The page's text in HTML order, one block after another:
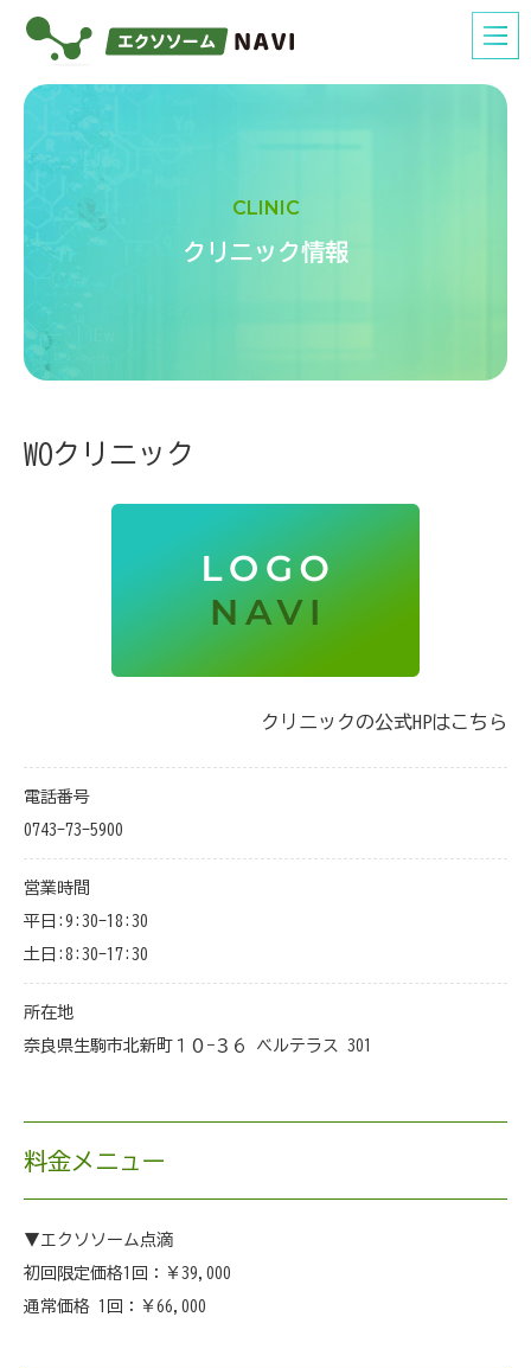
CLINIC
クリニック情報
WOクリニック
クリニックの公式HPはこちら
電話番号
0743-73-5900
営業時間
平日:9:30-18:30
土日:8:30-17:30
所在地
奈良県生駒市北新町１０−３６ ベルテラス 301
料金メニュー
▼エクソソーム点滴
初回限定価格1回：￥39,000
通常価格 1回：￥66,000